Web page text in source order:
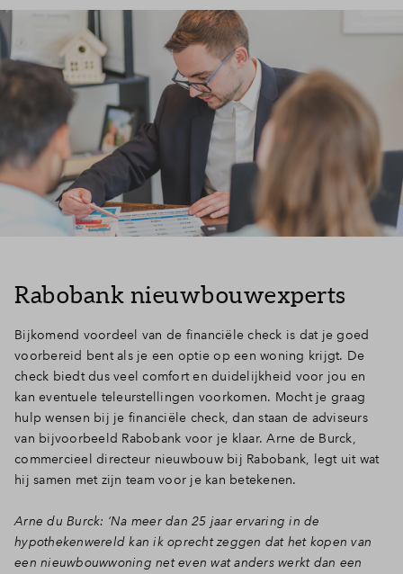
Rabobank nieuwbouwexperts
Bijkomend voordeel van de financiële check is dat je goed
voorbereid bent als je een optie op een woning krijgt. De
check biedt dus veel comfort en duidelijkheid voor jou en
kan eventuele teleurstellingen voorkomen. Mocht je graag
hulp wensen bij je financiële check, dan staan de adviseurs
van bijvoorbeeld Rabobank voor je klaar. Arne de Burck,
commercieel directeur nieuwbouw bij Rabobank, legt uit wat
hij samen met zijn team voor je kan betekenen.
Arne du Burck: ‘Na meer dan 25 jaar ervaring in de
hypothekenwereld kan ik oprecht zeggen dat het kopen van
een nieuwbouwwoning net even wat anders werkt dan een